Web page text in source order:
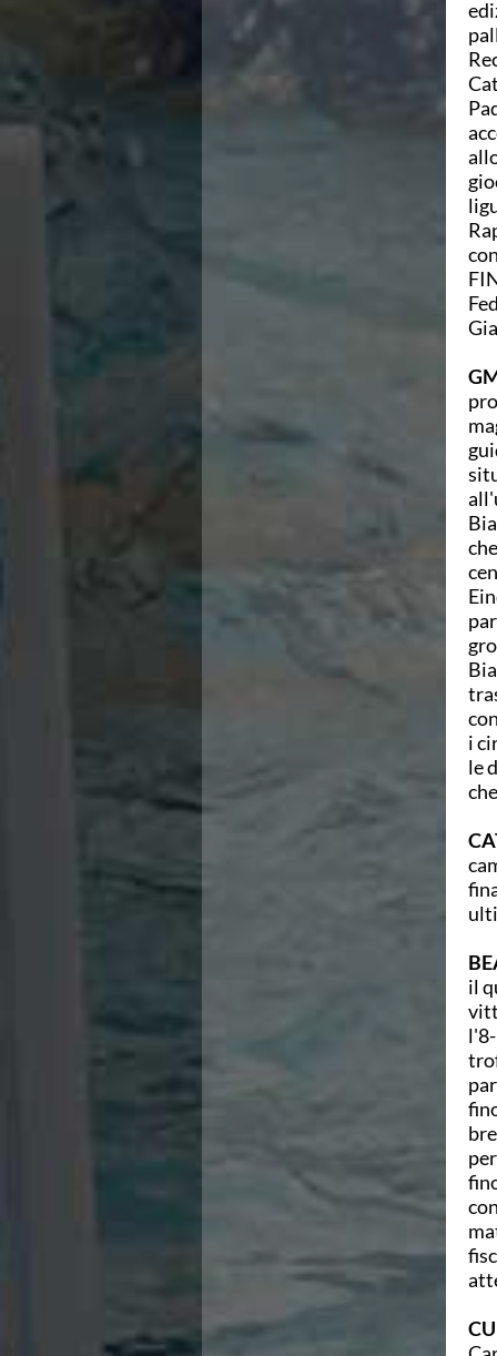
News
Flash News
Fondo
Albi d'oro - Primati
Norme e documenti
Sezione Salvamento
Norme e documenti
C. F. Complesso natatorio Foro Italico
C. F. Polo Acquatico Enel - Valco San Paolo
C. F. Acerra "Carlo Pedersoli"
C. F. Livorno
i
le
il